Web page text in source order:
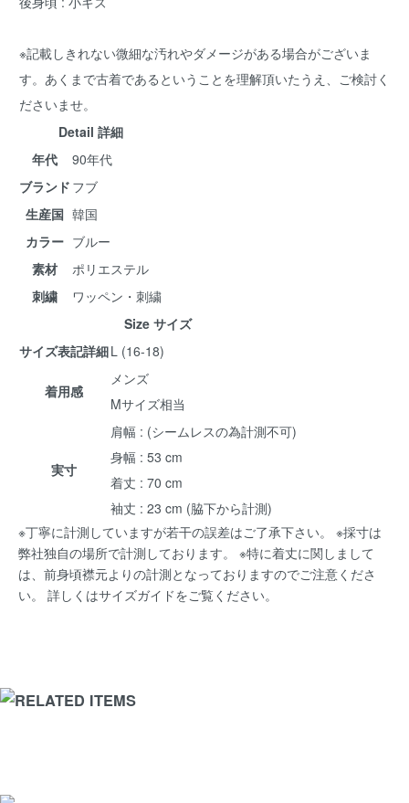
※記載しきれない微細な汚れやダメージがある場合がございま
す。あくまで古着であるということを理解頂いたうえ、ご検討く
ださいませ。
Detail 詳細
年代
90年代
ブランド フブ
生産国 韓国
カラー ブルー
素材
ポリエステル
刺繍
ワッペン・刺繍
Size サイズ
サイズ表記詳細L (16-18)
着用感
メンズ
Mサイズ相当
実寸
肩幅 : (シームレスの為計測不可)
身幅 : 53 cm
着丈 : 70 cm
袖丈 : 23 cm (脇下から計測)
※丁寧に計測していますが若干の誤差はご了承下さい。 ※採寸は
弊社独自の場所で計測しております。 ※特に着丈に関しまして
は、前身頃襟元よりの計測となっておりますのでご注意くださ
い。 詳しくはサイズガイドをご覧ください。